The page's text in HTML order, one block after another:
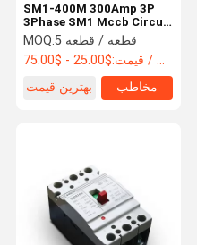
SM1-400M 300Amp 3P
3Phase SM1 Mccb Circuit
Breaker
MOQ:
5 قطعه / قطعه
قیمت: $25.00 - $75.00 / Piece
بهترین قیمت
مخاطب